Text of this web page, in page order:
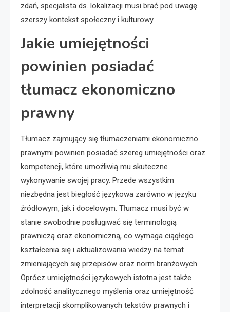
zdań, specjalista ds. lokalizacji musi brać pod uwagę
szerszy kontekst społeczny i kulturowy.
Jakie umiejętności
powinien posiadać
tłumacz ekonomiczno
prawny
Tłumacz zajmujący się tłumaczeniami ekonomiczno
prawnymi powinien posiadać szereg umiejętności oraz
kompetencji, które umożliwią mu skuteczne
wykonywanie swojej pracy. Przede wszystkim
niezbędna jest biegłość językowa zarówno w języku
źródłowym, jak i docelowym. Tłumacz musi być w
stanie swobodnie posługiwać się terminologią
prawniczą oraz ekonomiczną, co wymaga ciągłego
kształcenia się i aktualizowania wiedzy na temat
zmieniających się przepisów oraz norm branżowych.
Oprócz umiejętności językowych istotna jest także
zdolność analitycznego myślenia oraz umiejętność
interpretacji skomplikowanych tekstów prawnych i